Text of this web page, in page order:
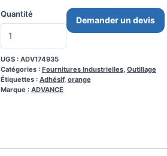
Quantité
Demander un devis
UGS : ADV174935
Catégories : Fournitures Industrielles, Outillage
Étiquettes : Adhésif, orange
Marque : ADVANCE